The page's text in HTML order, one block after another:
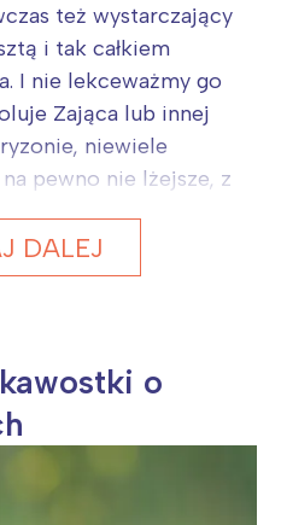
też wystarczający
i tak całkiem
I nie lekceważmy go
Zająca lub innej
niewiele
pewno nie lżejsze, z
DALEJ
o